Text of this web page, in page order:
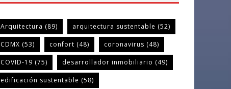
Arquitectura (89) arquitectura sustentable (52)
CDMX (53) confort (48) coronavirus (48)
COVID-19 (75) desarrollador inmobiliario (49)
edificación sustentable (58)